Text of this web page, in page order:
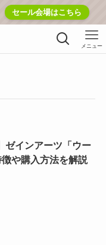
セール会場はこちら
メニュー
ゼインアーツ「ウー
や購入方法を解説